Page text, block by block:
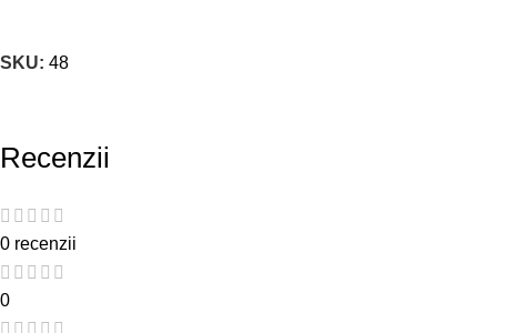
SKU: 48
Recenzii
0 recenzii
0